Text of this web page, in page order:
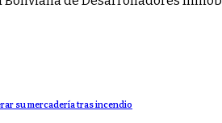
su mercadería tras incendio